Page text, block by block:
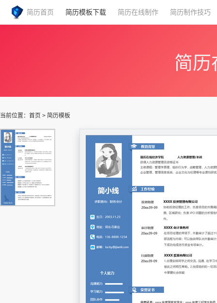
简历首页 简历模板下载 简历在线制作 简历制作技巧
简历
当前位置： 首页 > 简历模板